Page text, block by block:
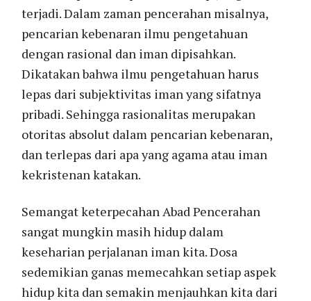
terjadi. Dalam zaman pencerahan misalnya,
pencarian kebenaran ilmu pengetahuan
dengan rasional dan iman dipisahkan.
Dikatakan bahwa ilmu pengetahuan harus
lepas dari subjektivitas iman yang sifatnya
pribadi. Sehingga rasionalitas merupakan
otoritas absolut dalam pencarian kebenaran,
dan terlepas dari apa yang agama atau iman
kekristenan katakan.
Semangat keterpecahan Abad Pencerahan
sangat mungkin masih hidup dalam
keseharian perjalanan iman kita. Dosa
sedemikian ganas memecahkan setiap aspek
hidup kita dan semakin menjauhkan kita dari